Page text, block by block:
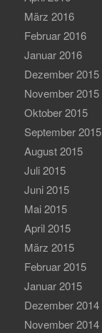
März 2016
Februar 2016
Januar 2016
Dezember 2015
November 2015
Oktober 2015
September 2015
August 2015
Juli 2015
Juni 2015
Mai 2015
April 2015
März 2015
Februar 2015
Januar 2015
Dezember 2014
November 2014